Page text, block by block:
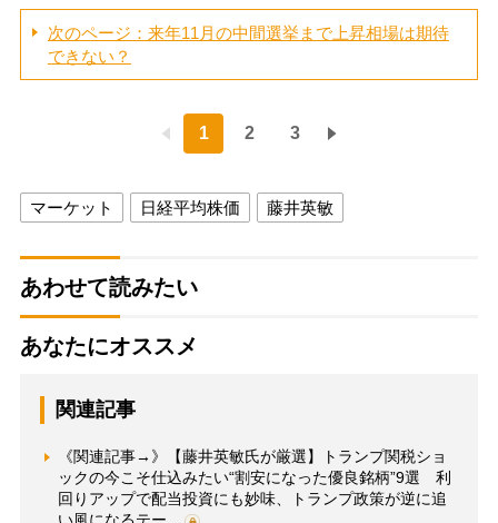
次のページ：来年11月の中間選挙まで上昇相場は期待
できない？
1 2 3
マーケット 日経平均株価 藤井英敏
あわせて読みたい
あなたにオススメ
関連記事
《関連記事→》【藤井英敏氏が厳選】トランプ関税ショ
ックの今こそ仕込みたい“割安になった優良銘柄”9選 利
回りアップで配当投資にも妙味、トランプ政策が逆に追